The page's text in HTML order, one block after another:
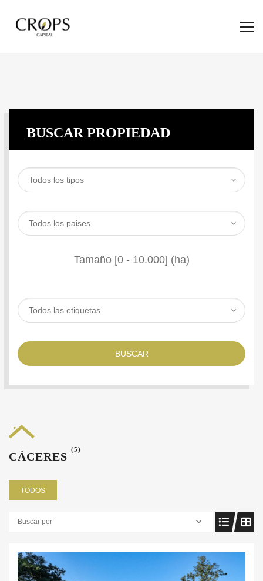
BUSCAR PROPIEDAD
Tamaño [0- 10.000] (ha)
BUSCAR
CÁCERES
(5)
TODOS
Buscar por